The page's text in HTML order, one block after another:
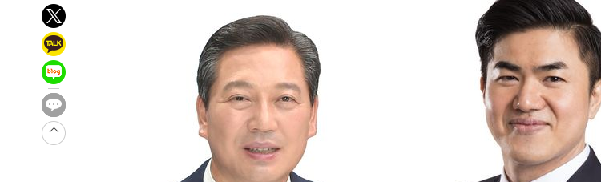
-30870초 전 >
[속보]코스피, 301.88포인트(4.58%) 내린 6296.38 마감
-30735초 전 >
[속보]원·달러 환율, 0.7원 내린 1423.8원 마감
-28334초 전 >
"여기 떨어졌다"…다누리, 스페이스X 로켓 달 충돌 흔적 포착
-25379초 전 >
손흥민, 5경기 연속골 실패…LAFC는 승부차기 끝 과달라하라 격파
-17980초 전 >
내일까지 39도 '펄펄'…기상청 "태풍 지나며 폭염 잠시 꺾인다"
-17617초 전 >
트럼프, 한국계 진보 주지사 후보 맹공…"공산주의가 최대 위협"
-17595초 전 >
"美간섭에 합의 지연"…트럼프, '이란 호르무즈 통제권' 수용할까
[속보]산업장관 "李정부, 원전 반대 안해…안정 전력 위해 불가피"